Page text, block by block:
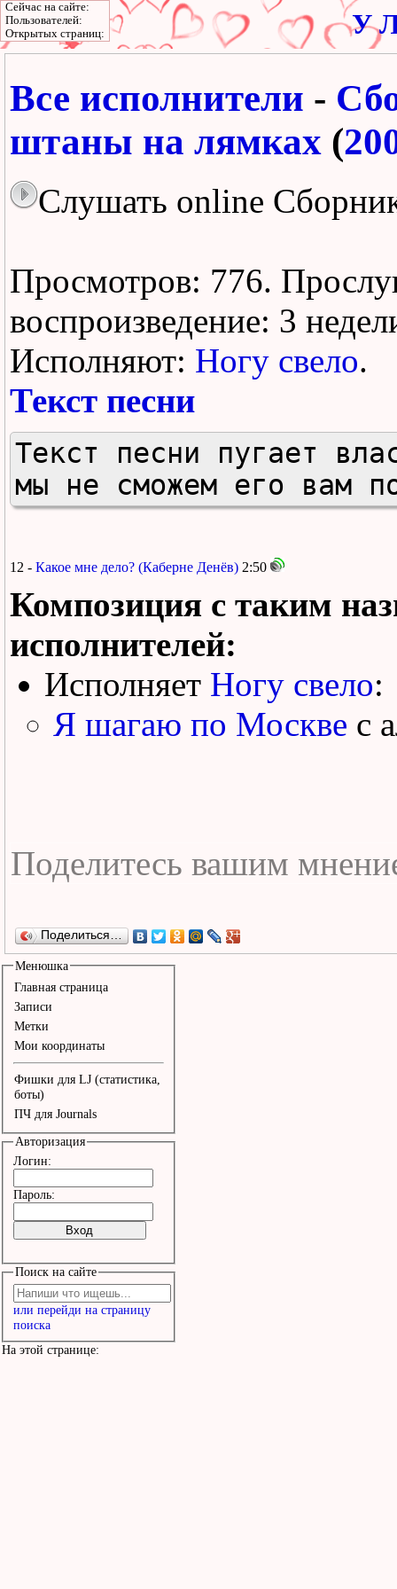
У
Все исполнители -
штаны на лямках (
Слушать online
Просмотров: 776.
воспроизведение: 3
Исполняют: Ногу свело.
Текст песни
Текст песни пугает
мы не сможем его вам
12 - Какое мне дело? (Каберне Денёв) 2:50
Композиция с таким
исполнителей:
Исполняет Ногу свело:
Я шагаю по Москве с
Поделиться…
Менюшка
Главная страница
Записи
Метки
Мои координаты
Фишки для LJ (статистика,
боты)
ПЧ для Journals
Авторизация
Логин:
Пароль:
Поиск на сайте
или перейди на страницу
поиска
На этой странице:
Сейчас на сайте:
Пользователей:
Открытых страниц: